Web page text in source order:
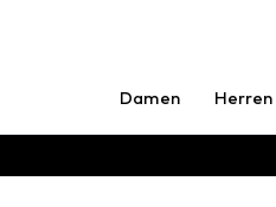
Damen Herren